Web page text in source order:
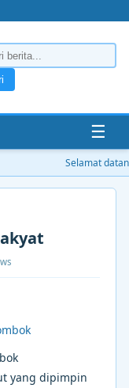
☰
Selamat
yang dipimpin